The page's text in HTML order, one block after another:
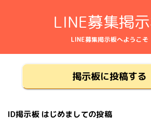
LINE募集掲
LINE募集掲示板へようこそ
掲示板に投稿する
ID掲示板 はじめましての投稿